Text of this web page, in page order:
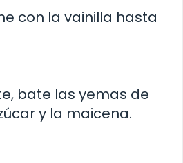
con la vainilla hasta
bate las yemas de
y la maicena.